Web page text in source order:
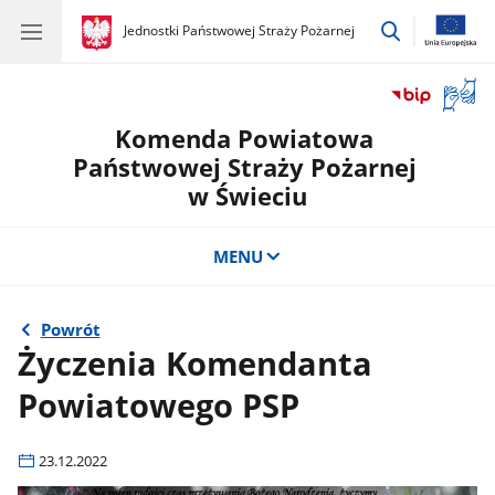
gov.pl
Jednostki Państwowej Straży Pożarnej
gov.pl
Jednostki
przejdź
okno
Komenda Powiatowa
Państwowej Straży Pożarnej
w Świeciu
MENU
Powrót
Życzenia Komendanta
Powiatowego PSP
23.12.2022